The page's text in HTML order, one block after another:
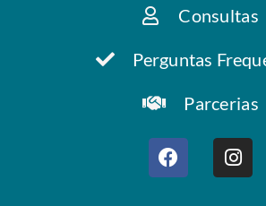
Consultas
Perguntas
Parcerias